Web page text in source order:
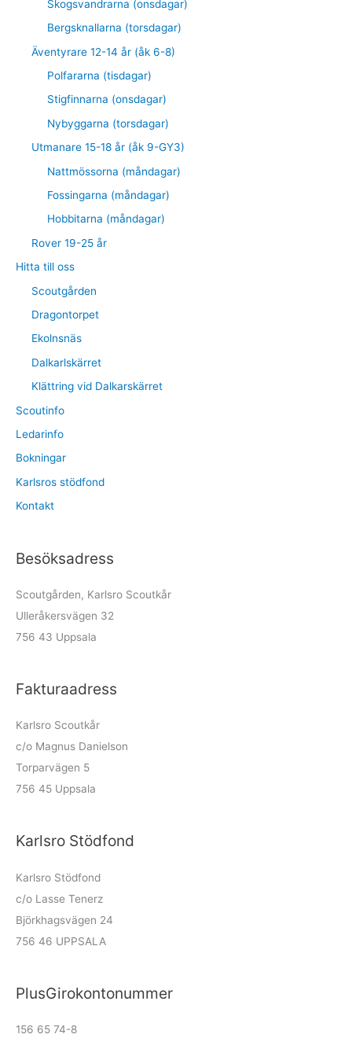
Skogsvandrarna (onsdagar)
Bergsknallarna (torsdagar)
Äventyrare 12-14 år (åk 6-8)
Polfararna (tisdagar)
Stigfinnarna (onsdagar)
Nybyggarna (torsdagar)
Utmanare 15-18 år (åk 9-GY3)
Nattmössorna (måndagar)
Fossingarna (måndagar)
Hobbitarna (måndagar)
Rover 19-25 år
Hitta till oss
Scoutgården
Dragontorpet
Ekolnsnäs
Dalkarlskärret
Klättring vid Dalkarskärret
Scoutinfo
Ledarinfo
Bokningar
Karlsros stödfond
Kontakt
Besöksadress
Scoutgården, Karlsro Scoutkår
Ulleråkersvägen 32
756 43 Uppsala
Fakturaadress
Karlsro Scoutkår
c/o Magnus Danielson
Torparvägen 5
756 45 Uppsala
Karlsro Stödfond
Karlsro Stödfond
c/o Lasse Tenerz
Björkhagsvägen 24
756 46 UPPSALA
PlusGirokontonummer
156 65 74-8